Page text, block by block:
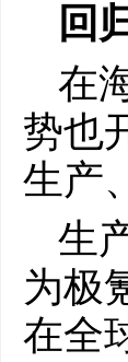
回
在
势也
生产
生
为极
在全